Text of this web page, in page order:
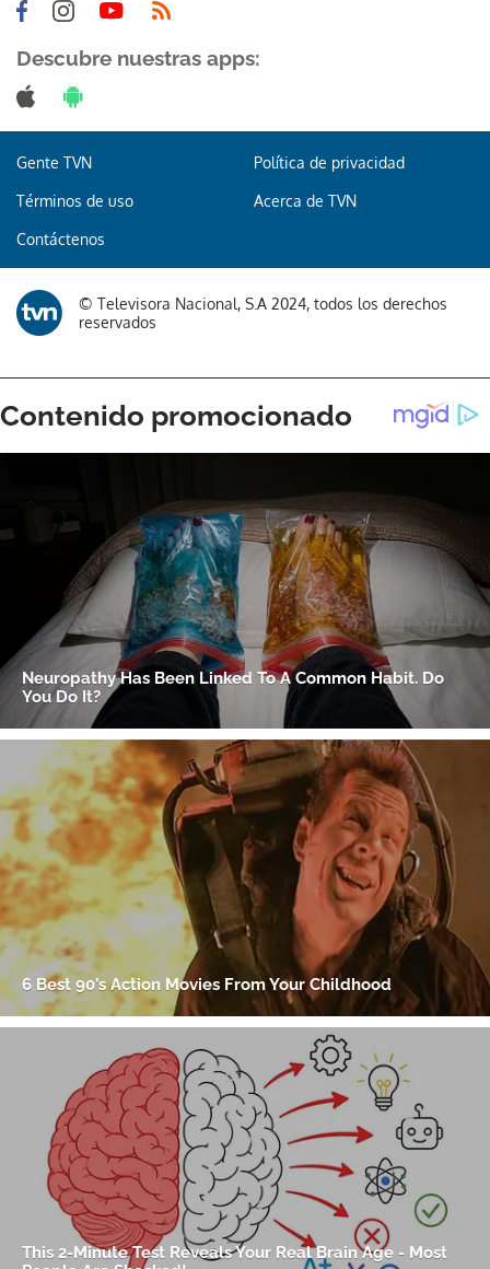
Descubre nuestras apps:
Gente TVN Política de privacidad
Términos de uso Acerca de TVN
Contáctenos
© Televisora Nacional, S.A 2024, todos los derechos
reservados